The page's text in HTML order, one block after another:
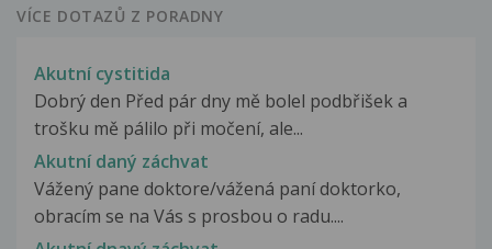
VÍCE DOTAZŮ Z PORADNY
Akutní cystitida
Dobrý den Před pár dny mě bolel podbřišek a
trošku mě pálilo při močení, ale...
Akutní daný záchvat
Vážený pane doktore/vážená paní doktorko,
obracím se na Vás s prosbou o radu....